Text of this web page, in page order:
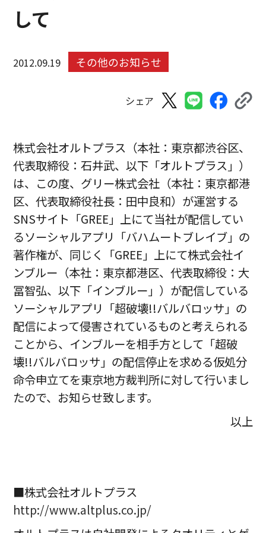
して
2012.09.19 その他のお知らせ
シェア
株式会社オルトプラス（本社：東京都渋谷区、
代表取締役：石井武、以下「オルトプラス」）
は、この度、グリー株式会社（本社：東京都港
区、代表取締役社長：田中良和）が運営する
SNSサイト「GREE」上にて当社が配信してい
るソーシャルアプリ「バハムートブレイブ」の
著作権が、同じく「GREE」上にて株式会社イ
ンブルー（本社：東京都港区、代表取締役：大
冨智弘、以下「インブルー」）が配信している
ソーシャルアプリ「超破壊!!バルバロッサ」の
配信によって侵害されているものと考えられる
ことから、インブルーを相手方として「超破
壊!!バルバロッサ」の配信停止を求める仮処分
命令申立てを東京地方裁判所に対して行いまし
たので、お知らせ致します。
以上
■株式会社オルトプラス
http://www.altplus.co.jp/